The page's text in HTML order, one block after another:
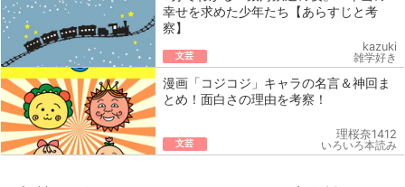
幸せを求めた少年たち【あらすじと考
察】
文芸
kazuki
雑学好き
漫画「コジコジ」キャラの名言＆神回ま
とめ！面白さの理由を考察！
文芸
理桜奈1412
いろいろ本読み